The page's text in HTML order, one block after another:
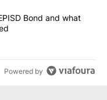
- The EPISD Bond
Bond and what
Powered by